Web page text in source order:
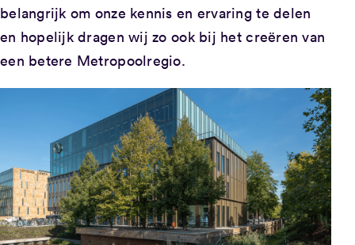
belangrijk om onze kennis en ervaring te delen
en hopelijk dragen wij zo ook bij het creëren van
een betere Metropoolregio.